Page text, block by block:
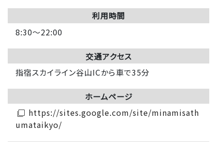
利用時間
8:30～22:00
交通アクセス
指宿スカイライン谷山ICから車で35分
ホームページ
filter_none https://sites.google.com/site/minamisath
umataikyo/